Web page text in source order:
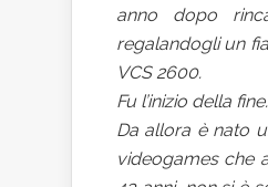
anno dopo
regalandogli un
VCS 2600.
Fu l’inizio della
Da allora è nato
videogames che